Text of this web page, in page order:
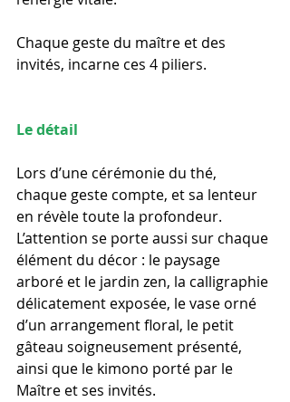
Chaque geste du maître et des
invités, incarne ces 4 piliers.
Le détail
Lors d’une cérémonie du thé,
chaque geste compte, et sa lenteur
en révèle toute la profondeur.
L’attention se porte aussi sur chaque
élément du décor : le paysage
arboré et le jardin zen, la calligraphie
délicatement exposée, le vase orné
d’un arrangement floral, le petit
gâteau soigneusement présenté,
ainsi que le kimono porté par le
Maître et ses invités.